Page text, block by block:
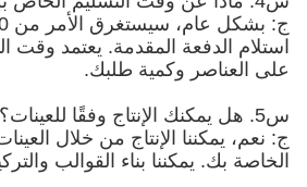
استلام الدفعة المقدمة. يعتمد وقت
على العناصر وكمية طلبك.
س5. هل يمكنك الإنتاج وفقًا للعينات؟
ج: نعم، يمكننا الإنتاج من خلال
الخاصة بك. يمكننا بناء القوالب